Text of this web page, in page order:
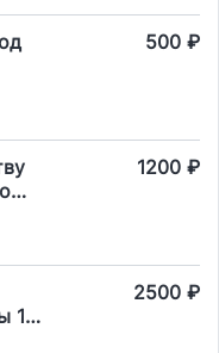
500 ₽
1200 ₽
1
2500 ₽